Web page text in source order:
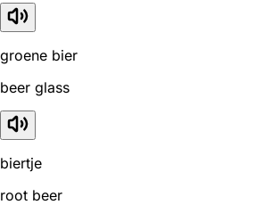
groene bier
beer glass
biertje
root beer